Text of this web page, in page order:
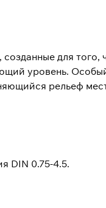
для
уровень.
рельеф
DIN 0.75-4.5.